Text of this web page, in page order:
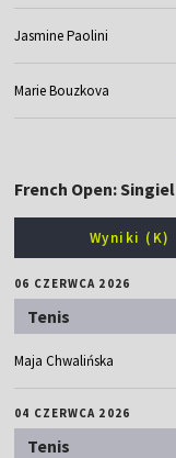
Jasmine Paolini
Marie Bouzkova
French Open: Singiel
Wyniki (K)
06 CZERWCA 2026
Tenis
Maja Chwalińska
04 CZERWCA 2026
Tenis